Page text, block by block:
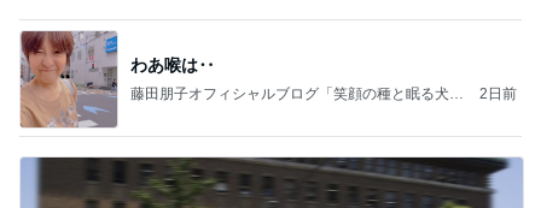
わあ喉は‥
藤田朋子オフィシャルブログ「笑顔の種と眠る犬」
2日前